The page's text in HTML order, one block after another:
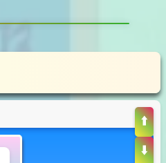
⬆️
⬇️